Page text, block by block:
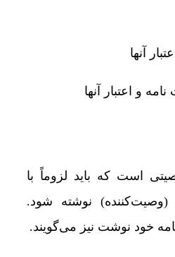
و اعتبار آنها
است که باید لزوماً با
نوشته‌ شود.
خود نوشت نیز می‌گویند.